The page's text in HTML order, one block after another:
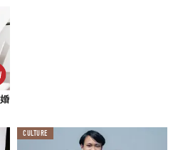
い「アナタらしさ」とは？
わるのが大好きで、
CULTURE